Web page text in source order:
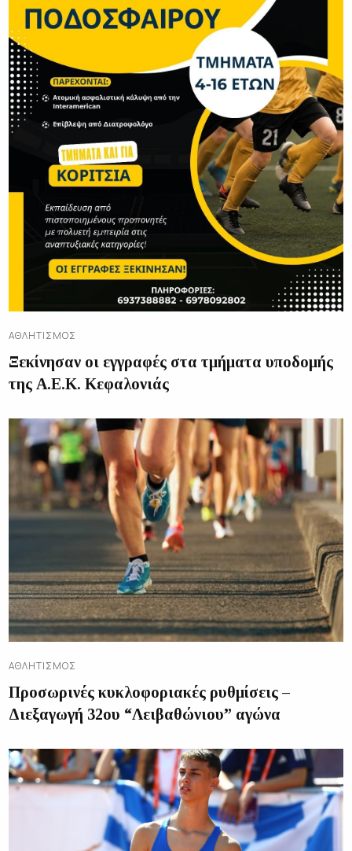
ΑΘΛΗΤΙΣΜΌΣ
Ξεκίνησαν οι εγγραφές στα τμήματα υποδομής
της Α.Ε.Κ. Κεφαλονιάς
ΑΘΛΗΤΙΣΜΌΣ
Προσωρινές κυκλοφοριακές ρυθμίσεις –
Διεξαγωγή 32ου “Λειβαθώνιου” αγώνα